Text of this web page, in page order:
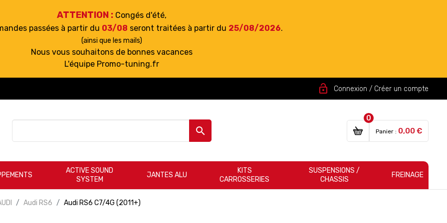
ATTENTION : Congés d'été,
passées à partir du 03/08 seront traitées à partir du 25/08/2026.
(ainsi que les mails)
Nous vous souhaitons de bonnes vacances
L'équipe Promo-tuning.fr
lock_open Connexion / Créer un compte

0
Panier : 0,00 €
ACTIVE SOUND
SYSTEM
JANTES ALU
KITS
CARROSSERIES
SUSPENSIONS /
CHASSIS
FREINAGE
Audi RS6 Audi RS6 C7/4G (2011+)